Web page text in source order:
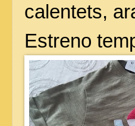
calentets,
Estreno